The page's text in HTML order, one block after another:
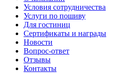
Условия сотрудничества
Услуги по пошиву
Для гостиниц
Сертификаты и награды
Новости
Вопрос-ответ
Отзывы
Контакты